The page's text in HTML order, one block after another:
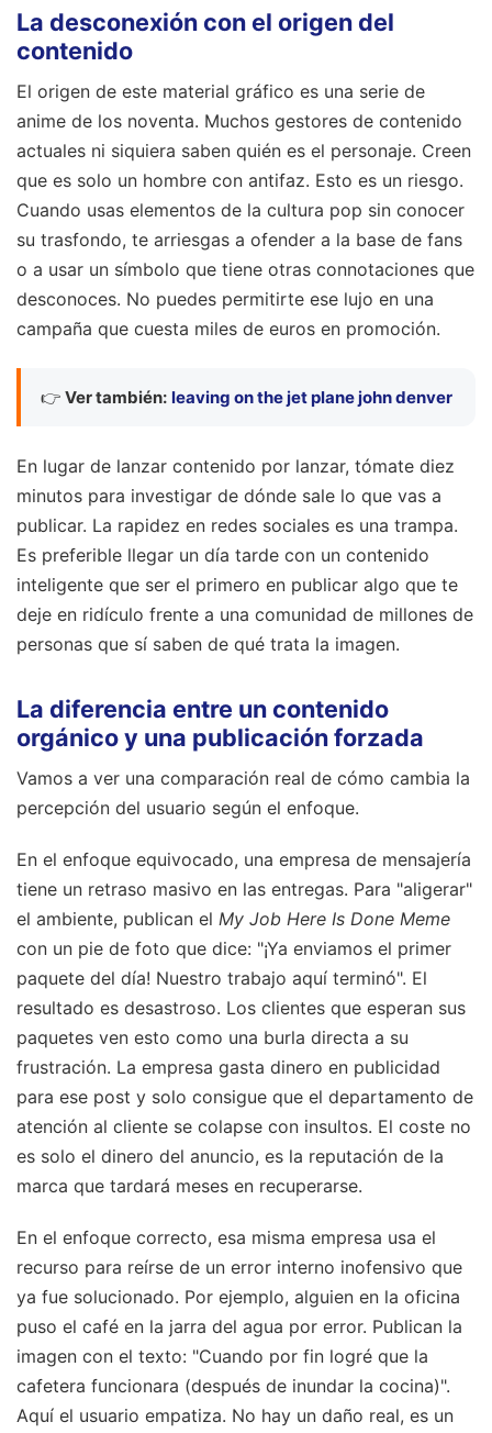
La desconexión con el origen del
contenido
El origen de este material gráfico es una serie de
anime de los noventa. Muchos gestores de contenido
actuales ni siquiera saben quién es el personaje. Creen
que es solo un hombre con antifaz. Esto es un riesgo.
Cuando usas elementos de la cultura pop sin conocer
su trasfondo, te arriesgas a ofender a la base de fans
o a usar un símbolo que tiene otras connotaciones que
desconoces. No puedes permitirte ese lujo en una
campaña que cuesta miles de euros en promoción.
👉 Ver también: leaving on the jet plane john denver
En lugar de lanzar contenido por lanzar, tómate diez
minutos para investigar de dónde sale lo que vas a
publicar. La rapidez en redes sociales es una trampa.
Es preferible llegar un día tarde con un contenido
inteligente que ser el primero en publicar algo que te
deje en ridículo frente a una comunidad de millones de
personas que sí saben de qué trata la imagen.
La diferencia entre un contenido
orgánico y una publicación forzada
Vamos a ver una comparación real de cómo cambia la
percepción del usuario según el enfoque.
En el enfoque equivocado, una empresa de mensajería
tiene un retraso masivo en las entregas. Para "aligerar"
el ambiente, publican el My Job Here Is Done Meme
con un pie de foto que dice: "¡Ya enviamos el primer
paquete del día! Nuestro trabajo aquí terminó". El
resultado es desastroso. Los clientes que esperan sus
paquetes ven esto como una burla directa a su
frustración. La empresa gasta dinero en publicidad
para ese post y solo consigue que el departamento de
atención al cliente se colapse con insultos. El coste no
es solo el dinero del anuncio, es la reputación de la
marca que tardará meses en recuperarse.
En el enfoque correcto, esa misma empresa usa el
recurso para reírse de un error interno inofensivo que
ya fue solucionado. Por ejemplo, alguien en la oficina
puso el café en la jarra del agua por error. Publican la
imagen con el texto: "Cuando por fin logré que la
cafetera funcionara (después de inundar la cocina)".
Aquí el usuario empatiza. No hay un daño real, es un